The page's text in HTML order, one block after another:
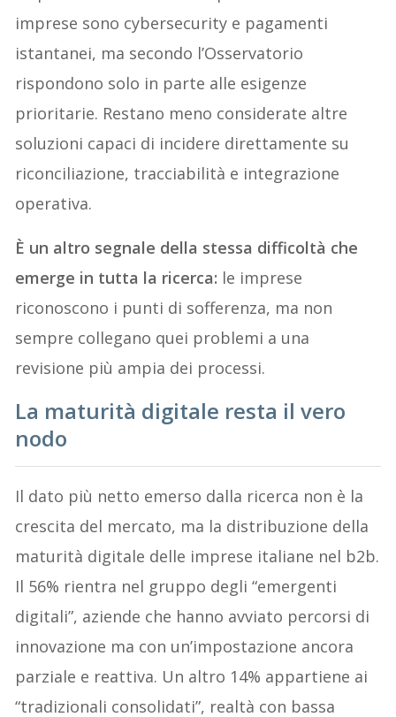
imprese sono cybersecurity e pagamenti
istantanei, ma secondo l’Osservatorio
rispondono solo in parte alle esigenze
prioritarie. Restano meno considerate altre
soluzioni capaci di incidere direttamente su
riconciliazione, tracciabilità e integrazione
operativa.
È un altro segnale della stessa difficoltà che
emerge in tutta la ricerca: le imprese
riconoscono i punti di sofferenza, ma non
sempre collegano quei problemi a una
revisione più ampia dei processi.
La maturità digitale resta il vero
nodo
Il dato più netto emerso dalla ricerca non è la
crescita del mercato, ma la distribuzione della
maturità digitale delle imprese italiane nel b2b.
Il 56% rientra nel gruppo degli “emergenti
digitali”, aziende che hanno avviato percorsi di
innovazione ma con un’impostazione ancora
parziale e reattiva. Un altro 14% appartiene ai
“tradizionali consolidati”, realtà con bassa